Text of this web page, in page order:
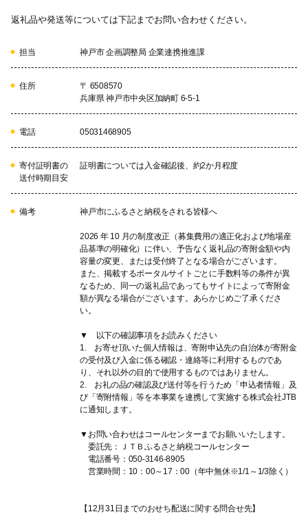
返礼品や発送等については下記までお問い合わせください。
担当 神戸市 企画調整局 企業連携推進課
住所
〒 6508570
兵庫県 神戸市中央区加納町 6-5-1
電話 05031468905
寄付証明書の
送付時期目安
証明書については入金確認後、約2か月程度
備考 神戸市にふるさと納税をされる皆様へ
2026 年 10 月の制度改正（募集費用の適正化および地場産
品基準の明確化）に伴い、予告なく返礼品の寄附金額や内
容量の変更、または受付終了となる場合がございます。
また、掲載するポータルサイトごとに手数料等の条件が異
なるため、同一の返礼品であってもサイトによって寄附金
額が異なる場合がございます。あらかじめご了承くださ
い。
▼ 以下の確認事項をお読みください
1. お寄せ頂いた個人情報は、寄附申込先の自治体が寄附金
の受付及び入金に係る確認・連絡等に利用するものであ
り、それ以外の目的で使用するものではありません。
2. お礼の品の確認及び送付等を行うため「申込者情報」及
び「寄附情報」等を本事業を連携して実施する株式会社JTB
に通知します。
▼お問い合わせはコールセンターまでお願いいたします。
委託先：ＪＴＢふるさと納税コールセンター
電話番号：050-3146-8905
営業時間：10：00～17：00（年中無休※1/1～1/3除く）
【12月31日までのおせち配送に関する問合せ先】